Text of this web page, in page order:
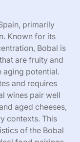
primarily
Known for its
Bobal is
are fruity and
aging potential.
and requires
wines pair well
aged cheeses,
contexts. This
of the Bobal